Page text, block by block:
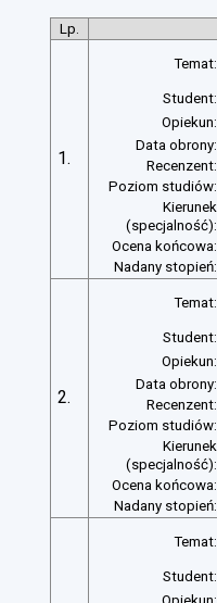
Lp.
1.
Temat:
Student:
Opiekun:
Data obrony:
Recenzent:
Poziom studiów:
Kierunek
(specjalność):
Ocena końcowa:
Nadany stopień:
2.
Temat:
Student:
Opiekun:
Data obrony:
Recenzent:
Poziom studiów:
Kierunek
(specjalność):
Ocena końcowa:
Nadany stopień:
Temat:
Student: